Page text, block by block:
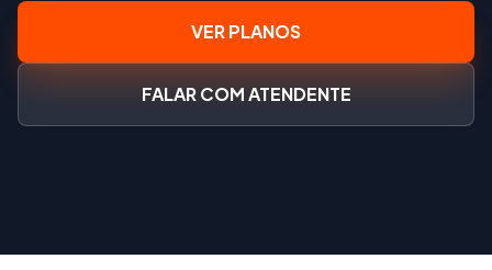
VER PLANOS
FALAR COM ATENDENTE